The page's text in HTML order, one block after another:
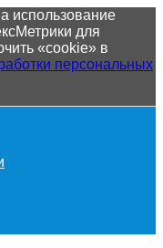
использование
для
«cookie» в
персональных